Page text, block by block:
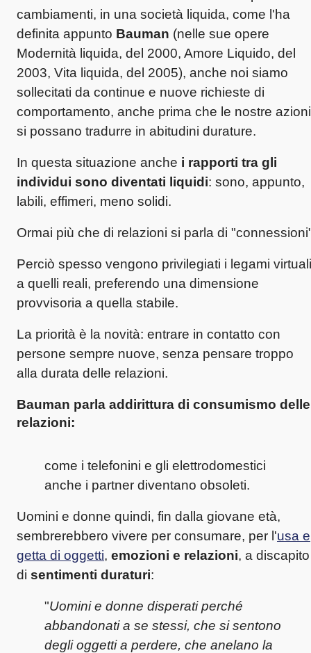
cambiamenti, in una società liquida, come l'ha
definita appunto Bauman (nelle sue opere
Modernità liquida, del 2000, Amore Liquido, del
2003, Vita liquida, del 2005), anche noi siamo
sollecitati da continue e nuove richieste di
comportamento, anche prima che le nostre azioni
si possano tradurre in abitudini durature.
In questa situazione anche i rapporti tra gli
individui sono diventati liquidi: sono, appunto,
labili, effimeri, meno solidi.
Ormai più che di relazioni si parla di
Perciò spesso vengono privilegiati i legami virtuali
a quelli reali, preferendo una dimensione
provvisoria a quella stabile.
La priorità è la novità: entrare in contatto con
persone sempre nuove, senza pensare troppo
alla durata delle relazioni.
Bauman parla addirittura di consumismo delle
relazioni:
come i telefonini e gli elettrodomestici
anche i partner diventano obsoleti.
Uomini e donne quindi, fin dalla giovane età,
sembrerebbero vivere per consumare, per l'usa e
getta di oggetti, emozioni e relazioni, a discapito
di sentimenti duraturi:
"Uomini e donne disperati perché
abbandonati a se stessi, che si sentono
degli oggetti a perdere, che anelano la